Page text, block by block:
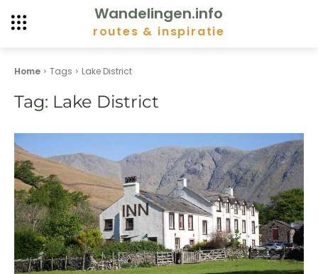
Wandelingen.info
routes & inspiratie
Home Tags Lake District
Tag: Lake District